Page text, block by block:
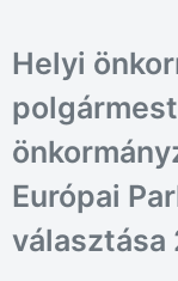
Helyi
Európai
választása